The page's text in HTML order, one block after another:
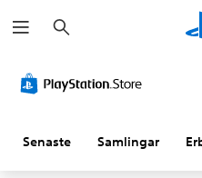
ö
k
Senaste Samlingar